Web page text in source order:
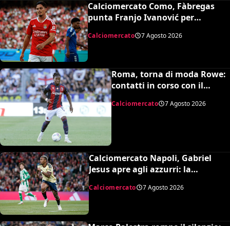
Calciomercato Como, Fàbregas
punta Franjo Ivanović per
l’attacco: il punto sulla trattativa
Calciomercato 7 Agosto 2026
Roma, torna di moda Rowe:
contatti in corso con il
Bologna
Calciomercato 7 Agosto 2026
Calciomercato Napoli, Gabriel
Jesus apre agli azzurri: la
Calciomercato 7 Agosto 2026